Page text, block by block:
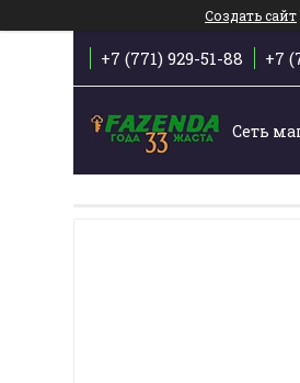
Создать сайт
+7 (771) 929-51-88 +7
Сеть